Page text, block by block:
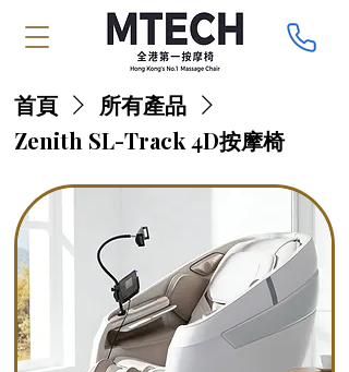
首頁
所有產品
Zenith SL-Track 4D按摩椅